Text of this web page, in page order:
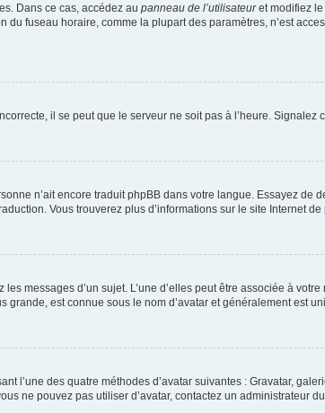
Dans ce cas, accédez au panneau de l’utilisateuret modifiez le
fuseau horaire, comme la plupart des paramètres, n’est
il se peut que le serveur ne soit pas à l’heure. Signalez
n’ait encore traduit phpBB dans votre langue. Essayez de
Vous trouverez plus d’informations sur le site Internet de
messages d’un sujet. L’une d’elles peut être associée à
est connue sous le nom d’avatar et généralement est
l’une des quatre méthodes d’avatar suivantes : Gravatar,
ne pouvez pas utiliser d’avatar, contactez un administrateur du